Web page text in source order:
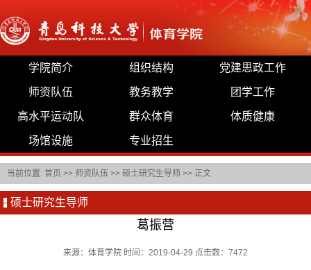
学院简介 组织结构 党建思政工作
师资队伍 教务教学 团学工作
高水平运动队 群众体育 体质健康
场馆设施 专业招生
当前位置: 首页 >> 师资队伍 >> 硕士研究生导师 >> 正文
硕士研究生导师
葛振营
来源：体育学院 时间：2019-04-29 点击数： 7472